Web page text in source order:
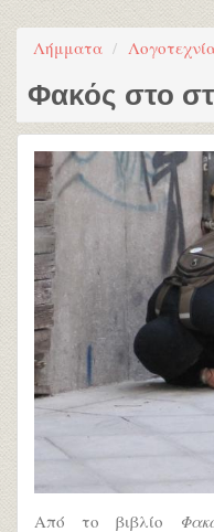
Λήμματα
Φακός στο
Από το βιβλίο